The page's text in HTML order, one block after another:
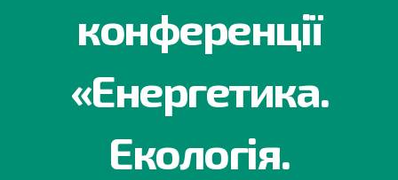
конференції
«Енергетика.
Екологія.